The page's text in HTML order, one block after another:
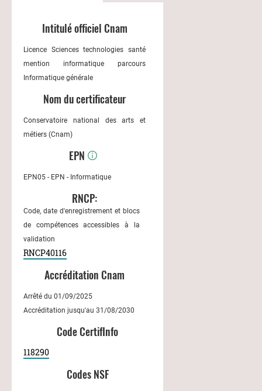
Intitulé officiel Cnam
Licence Sciences technologies santé
mention informatique parcours
Informatique générale
Nom du certificateur
Conservatoire national des arts et
métiers (Cnam)
EPN
EPN05 - EPN - Informatique
RNCP:
Code, date d'enregistrement et blocs
de compétences accessibles à la
validation
RNCP40116
Accréditation Cnam
Arrêté du 01/09/2025
Accréditation jusqu'au 31/08/2030
Code CertifInfo
118290
Codes NSF